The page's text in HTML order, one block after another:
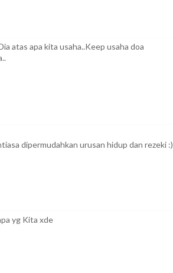
atas apa kita usaha..Keep usaha doa
dipermudahkan urusan hidup dan rezeki :)
yg Kita xde